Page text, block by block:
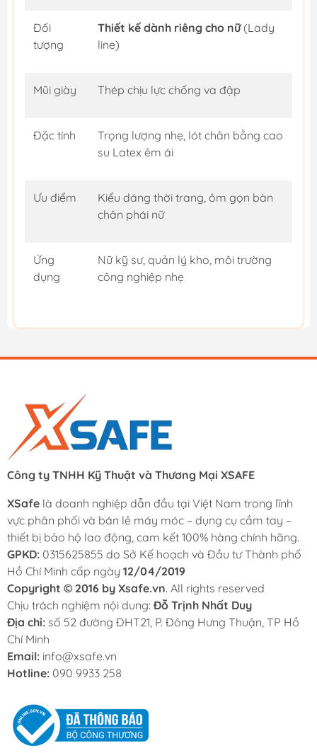
Đối
tượng
Thiết kế dành riêng cho nữ(Lady
line)
Mũi giày Thép chịu lực chống va đập
Đặc tính
Trọng lượng nhẹ, lót chân bằng cao
su Latex êm ái
Ưu điểm
Kiểu dáng thời trang, ôm gọn bàn
chân phái nữ
Ứng
dụng
Nữ kỹ sư, quản lý kho, môi trường
công nghiệp nhẹ
Công ty TNHH Kỹ Thuật và Thương Mại XSAFE
XSafe là doanh nghiệp dẫn đầu tại Việt Nam trong lĩnh
vực phân phối và bán lẻ máy móc – dụng cụ cầm tay –
thiết bị bảo hộ lao động, cam kết 100% hàng chính hãng.
GPKD: 0315625855 do Sở Kế hoạch và Đầu tư Thành phố
Hồ Chí Minh cấp ngày 12/04/2019
Copyright © 2016 by Xsafe.vn. All rights reserved
Chịu trách nghiệm nội dung: Đỗ Trịnh Nhất Duy
Địa chỉ: số 52 đường ĐHT21, P. Đông Hưng Thuận, TP Hồ
Chí Minh
Email: info@xsafe.vn
Hotline: 090 9933 258